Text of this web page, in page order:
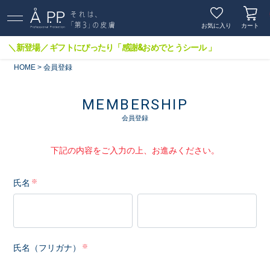
お気に入り カート
＼新登場／ ギフトにぴったり「感謝&おめでとうシール 」
HOME 会員登録
MEMBERSHIP
会員登録
下記の内容をご入力の上、お進みください。
氏名
氏名（フリガナ）